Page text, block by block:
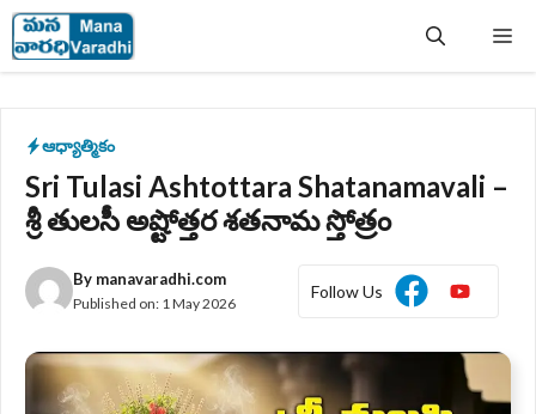
Skip
to
content
ఆధ్యాత్మికం
Sri Tulasi Ashtottara Shatanamavali –
శ్రీ తులసీ అష్టోత్తర శతనామ స్తోత్రం
By manavaradhi.com
Published on: 1 May 2026
Follow Us